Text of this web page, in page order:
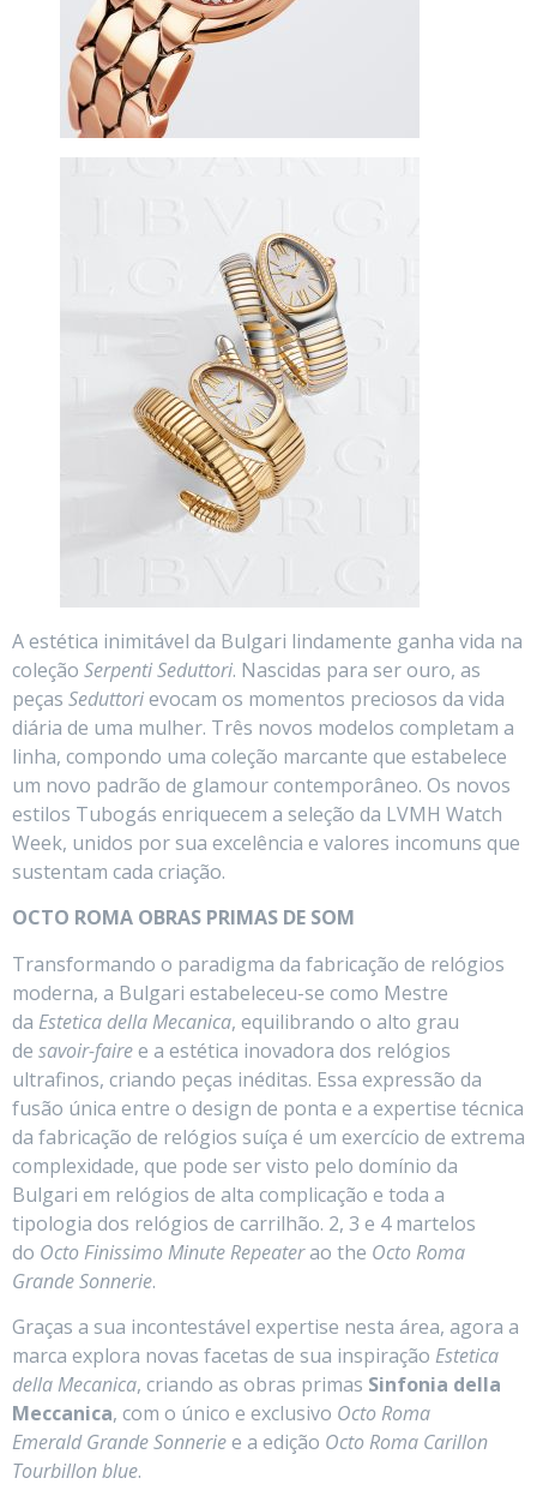
A estética inimitável da Bulgari lindamente ganha vida na
coleção Serpenti Seduttori. Nascidas para ser ouro, as
peças Seduttorievocam os momentos preciosos da vida
diária de uma mulher. Três novos modelos completam a
linha, compondo uma coleção marcante que estabelece
um novo padrão de glamour contemporâneo. Os novos
estilos Tubogás enriquecem a seleção da LVMH Watch
Week, unidos por sua excelência e valores incomuns que
sustentam cada criação.
OCTO ROMA OBRAS PRIMAS DE SOM
Transformando o paradigma da fabricação de relógios
moderna, a Bulgari estabeleceu-se como Mestre
da Estetica della Mecanica, equilibrando o alto grau
de savoir-fairee a estética inovadora dos relógios
ultrafinos, criando peças inéditas. Essa expressão da
fusão única entre o design de ponta e a expertise técnica
da fabricação de relógios suíça é um exercício de extrema
complexidade, que pode ser visto pelo domínio da
Bulgari em relógios de alta complicação e toda a
tipologia dos relógios de carrilhão. 2, 3 e 4 martelos
do Octo Finissimo Minute Repeaterao the Octo Roma
Grande Sonnerie.
Graças a sua incontestável expertise nesta área, agora a
marca explora novas facetas de sua inspiração Estetica
della Mecanica, criando as obras primas Sinfonia della
Meccanica, com o único e exclusivo Octo Roma
Emerald Grande Sonneriee a edição Octo Roma Carillon
Tourbillon blue.